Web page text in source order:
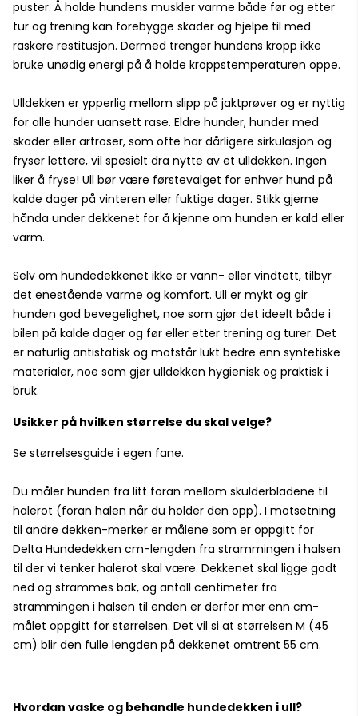
puster. Å holde hundens muskler varme både før og etter
tur og trening kan forebygge skader og hjelpe til med
raskere restitusjon. Dermed trenger hundens kropp ikke
bruke unødig energi på å holde kroppstemperaturen oppe.
Ulldekken er ypperlig mellom slipp på jaktprøver og er nyttig
for alle hunder uansett rase. Eldre hunder, hunder med
skader eller artroser, som ofte har dårligere sirkulasjon og
fryser lettere, vil spesielt dra nytte av et ulldekken. Ingen
liker å fryse! Ull bør være førstevalget for enhver hund på
kalde dager på vinteren eller fuktige dager. Stikk gjerne
hånda under dekkenet for å kjenne om hunden er kald eller
varm.
Selv om hundedekkenet ikke er vann- eller vindtett, tilbyr
det enestående varme og komfort. Ull er mykt og gir
hunden god bevegelighet, noe som gjør det ideelt både i
bilen på kalde dager og før eller etter trening og turer. Det
er naturlig antistatisk og motstår lukt bedre enn syntetiske
materialer, noe som gjør ulldekken hygienisk og praktisk i
bruk.
Usikker på hvilken størrelse du skal velge?
Se størrelsesguide i egen fane.
Du måler hunden fra litt foran mellom skulderbladene til
halerot (foran halen når du holder den opp). I motsetning
til andre dekken-merker er målene som er oppgitt for
Delta Hundedekken cm-lengden fra strammingen i halsen
til der vi tenker halerot skal være. Dekkenet skal ligge godt
ned og strammes bak, og antall centimeter fra
strammingen i halsen til enden er derfor mer enn cm-
målet oppgitt for størrelsen. Det vil si at størrelsen M (45
cm) blir den fulle lengden på dekkenet omtrent 55 cm.
Hvordan vaske og behandle hundedekken i ull?